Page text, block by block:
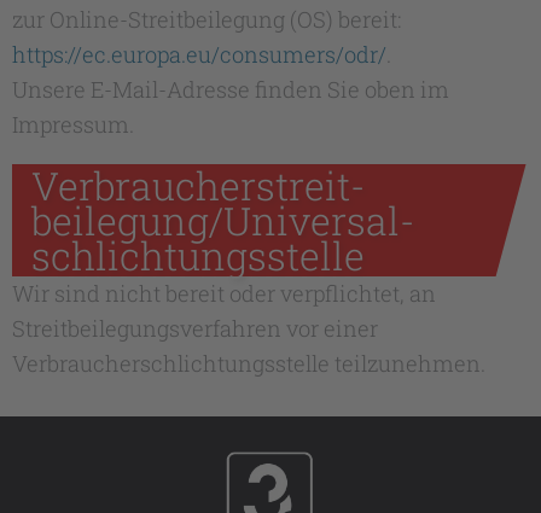
zur Online-Streitbeilegung (OS) bereit:
https://ec.europa.eu/consumers/odr/.
Unsere E-Mail-Adresse finden Sie oben im
Impressum.
Verbraucher­streit­
beilegung/Universal­
schlichtungs­stelle
Wir sind nicht bereit oder verpflichtet, an
Streitbeilegungsverfahren vor einer
Verbraucherschlichtungsstelle teilzunehmen.